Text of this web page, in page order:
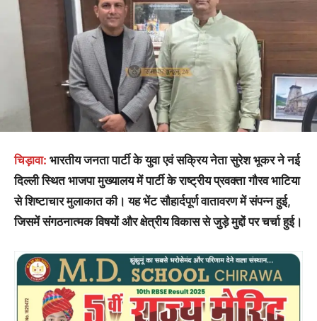
चिड़ावा: भारतीय जनता पार्टी के युवा एवं सक्रिय नेता सुरेश भूकर ने नई
दिल्ली स्थित भाजपा मुख्यालय में पार्टी के राष्ट्रीय प्रवक्ता गौरव भाटिया
से शिष्टाचार मुलाकात की। यह भेंट सौहार्दपूर्ण वातावरण में संपन्न हुई,
जिसमें संगठनात्मक विषयों और क्षेत्रीय विकास से जुड़े मुद्दों पर चर्चा हुई।